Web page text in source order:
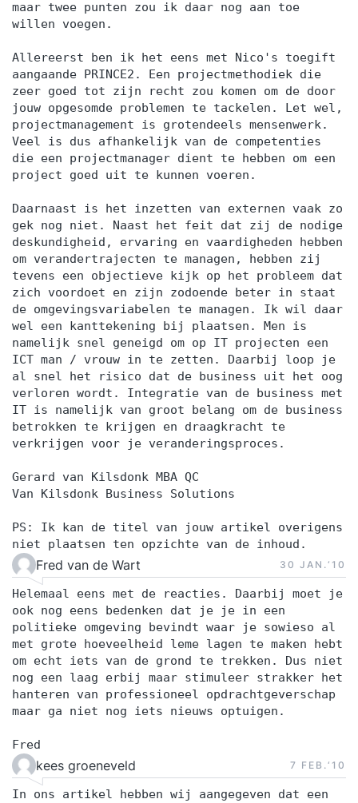
maar twee punten zou ik daar nog aan toe
willen voegen.
Allereerst ben ik het eens met Nico's toegift
aangaande PRINCE2. Een projectmethodiek die
zeer goed tot zijn recht zou komen om de door
jouw opgesomde problemen te tackelen. Let wel,
projectmanagement is grotendeels mensenwerk.
Veel is dus afhankelijk van de competenties
die een projectmanager dient te hebben om een
project goed uit te kunnen voeren.
Daarnaast is het inzetten van externen vaak zo
gek nog niet. Naast het feit dat zij de nodige
deskundigheid, ervaring en vaardigheden hebben
om verandertrajecten te managen, hebben zij
tevens een objectieve kijk op het probleem dat
zich voordoet en zijn zodoende beter in staat
de omgevingsvariabelen te managen. Ik wil daar
wel een kanttekening bij plaatsen. Men is
namelijk snel geneigd om op IT projecten een
ICT man / vrouw in te zetten. Daarbij loop je
al snel het risico dat de business uit het oog
verloren wordt. Integratie van de business met
IT is namelijk van groot belang om de business
betrokken te krijgen en draagkracht te
verkrijgen voor je veranderingsproces.
Gerard van Kilsdonk MBA QC
Van Kilsdonk Business Solutions
PS: Ik kan de titel van jouw artikel overigens
niet plaatsen ten opzichte van de inhoud.
Fred van de Wart 30 JAN.‘10
Helemaal eens met de reacties. Daarbij moet je
ook nog eens bedenken dat je je in een
politieke omgeving bevindt waar je sowieso al
met grote hoeveelheid leme lagen te maken hebt
om echt iets van de grond te trekken. Dus niet
nog een laag erbij maar stimuleer strakker het
hanteren van professioneel opdrachtgeverschap
maar ga niet nog iets nieuws optuigen.
Fred
kees groeneveld 7 FEB.‘10
In ons artikel hebben wij aangegeven dat een